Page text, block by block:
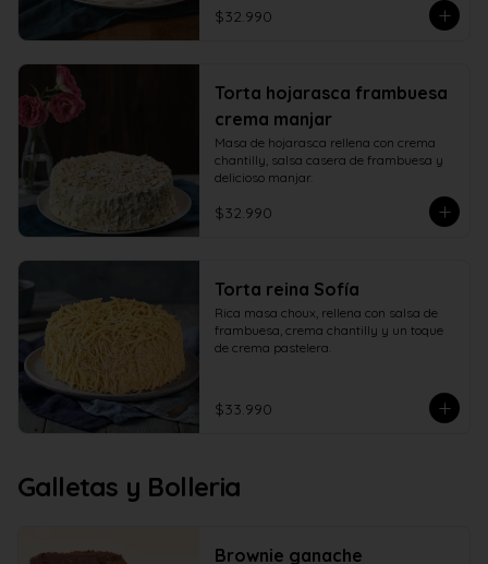
$32.990
Torta hojarasca frambuesa
crema manjar
Masa de hojarasca rellena con crema
chantilly, salsa casera de frambuesa y
delicioso manjar.
$32.990
Torta reina Sofía
Rica masa choux, rellena con salsa de
frambuesa, crema chantilly y un toque
de crema pastelera.
$33.990
Galletas y Bolleria
Brownie ganache